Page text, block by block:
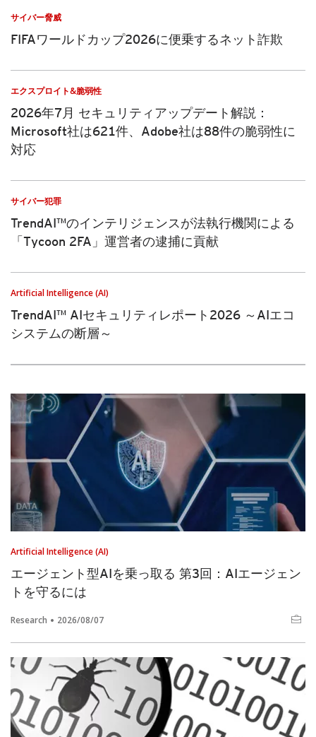
サイバー脅威
FIFAワールドカップ2026に便乗するネット詐欺
エクスプロイト&脆弱性
2026年7月 セキュリティアップデート解説：
Microsoft社は621件、Adobe社は88件の脆弱性に
対応
サイバー犯罪
TrendAI™のインテリジェンスが法執行機関による
「Tycoon 2FA」運営者の逮捕に貢献
Artificial Intelligence (AI)
TrendAI™ AIセキュリティレポート2026 ～AIエコ
システムの断層～
Artificial Intelligence (AI)
エージェント型AIを乗っ取る 第3回：AIエージェン
トを守るには
Research 2026/08/07